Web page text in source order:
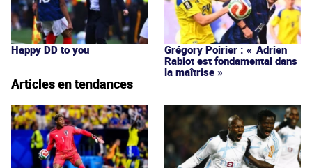
Happy DD to you
Grégory Poirier : « Adrien
Rabiot est fondamental dans
la maîtrise »
Articles en tendances